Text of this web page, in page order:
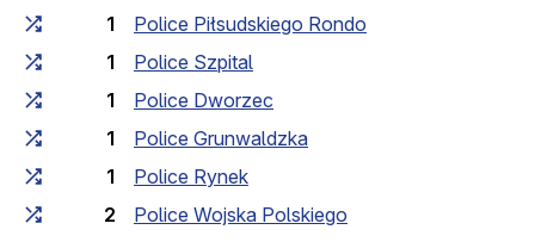
1
Police Piłsudskiego Rondo
1
Police Szpital
1
Police Dworzec
1
Police Grunwaldzka
1
Police Rynek
2
Police Wojska Polskiego